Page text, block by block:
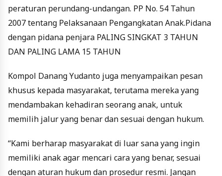
peraturan perundang-undangan. PP No. 54 Tahun
2007 tentang Pelaksanaan Pengangkatan Anak.Pidana
dengan pidana penjara PALING SINGKAT 3 TAHUN
DAN PALING LAMA 15 TAHUN
Kompol Danang Yudanto juga menyampaikan pesan
khusus kepada masyarakat, terutama mereka yang
mendambakan kehadiran seorang anak, untuk
memilih jalur yang benar dan sesuai dengan hukum.
“Kami berharap masyarakat di luar sana yang ingin
memiliki anak agar mencari cara yang benar, sesuai
dengan aturan hukum dan prosedur resmi. Jangan